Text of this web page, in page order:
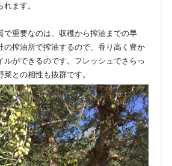
ます。
で重要なのは、収穫から搾油までの早
の搾油所で搾油するので、香り高く豊か
ルができるのです。フレッシュでさらっ
との相性も抜群です。